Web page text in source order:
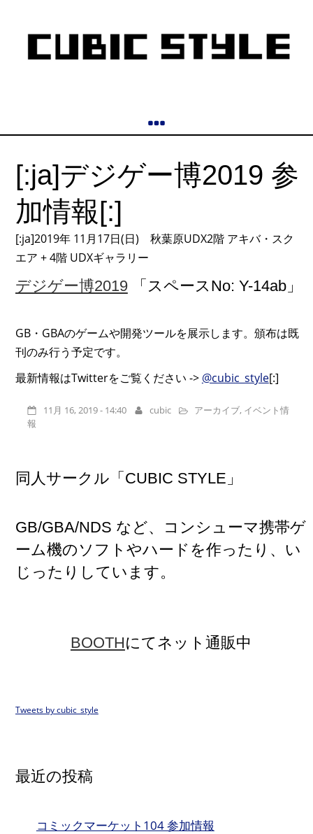
[:ja]デジゲー博2019 参
加情報[:]
[:ja]2019年 11月17日(日) 秋葉原UDX2階 アキバ・スク
エア + 4階 UDXギャラリー
デジゲー博2019「スペースNo: Y-14ab」
GB・GBAのゲームや開発ツールを展示します。頒布は既
刊のみ行う予定です。
最新情報はTwitterをご覧ください -> @cubic_style[:]
11月 16, 2019 - 14:40 cubic アーカイブ, イベント情
報
同人サークル「CUBIC STYLE」
GB/GBA/NDS など、コンシューマ携帯ゲ
ーム機のソフトやハードを作ったり、い
じったりしています。
BOOTHにてネット通販中
Tweets by cubic_style
最近の投稿
コミックマーケット104 参加情報